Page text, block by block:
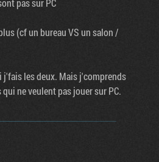
pas sur PC
(cf un bureau VS un salon /
j'fais les deux. Mais j'comprends
ne veulent pas jouer sur PC.